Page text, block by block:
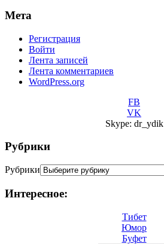
Мета
Регистрация
Войти
Лента записей
Лента комментариев
WordPress.org
FB
VK
Skype: dr_ydik
Рубрики
Рубрики
Интересное:
Тибет
Юмор
Буфет